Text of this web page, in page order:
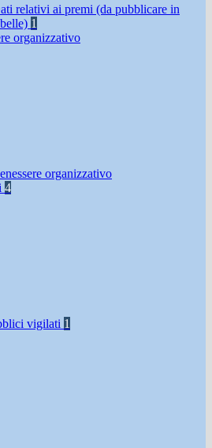
relativi ai premi (da pubblicare in
1
organizzativo
organizzativo
4
vigilati 1